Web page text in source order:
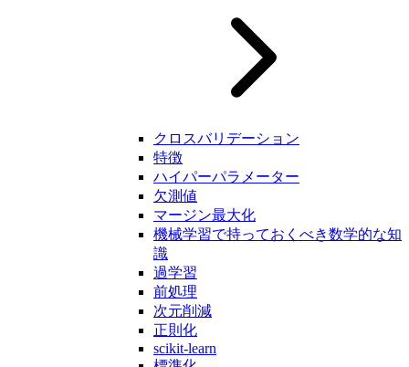
クロスバリデーション
特徴
ハイパーパラメーター
欠測値
マージン最大化
機械学習で持っておくべき数学的な知
識
過学習
前処理
次元削減
正則化
scikit-learn